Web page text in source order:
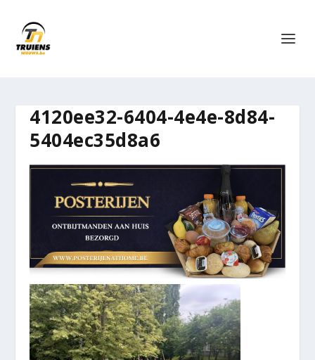
4120ee32-6404-4e4e-8d84-
5404ec35d8a6